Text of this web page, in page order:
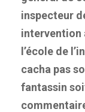
inspecteur
intervention
l’école de
cacha pas
fantassin